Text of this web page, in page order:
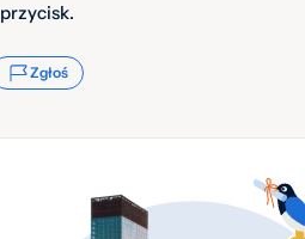
przycisk.
Zgłoś